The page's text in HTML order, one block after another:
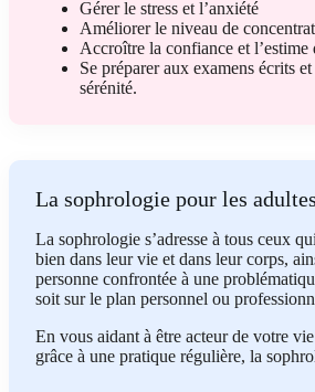
Gérer le stress et l’anxiété
Améliorer le niveau de
Accroître la confiance et l’estime
Se préparer aux examens écrits
sérénité.
La sophrologie pour les adultes
La sophrologie s’adresse à tous ceux
bien dans leur vie et dans leur corps,
personne confrontée à une
soit sur le plan personnel ou
En vous aidant à être acteur de votre
grâce à une pratique régulière, la